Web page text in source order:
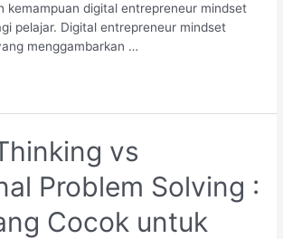
kemampuan digital entrepreneur mindset
pelajar. Digital entrepreneur mindset
menggambarkan …
vs
Problem Solving :
Cocok untuk